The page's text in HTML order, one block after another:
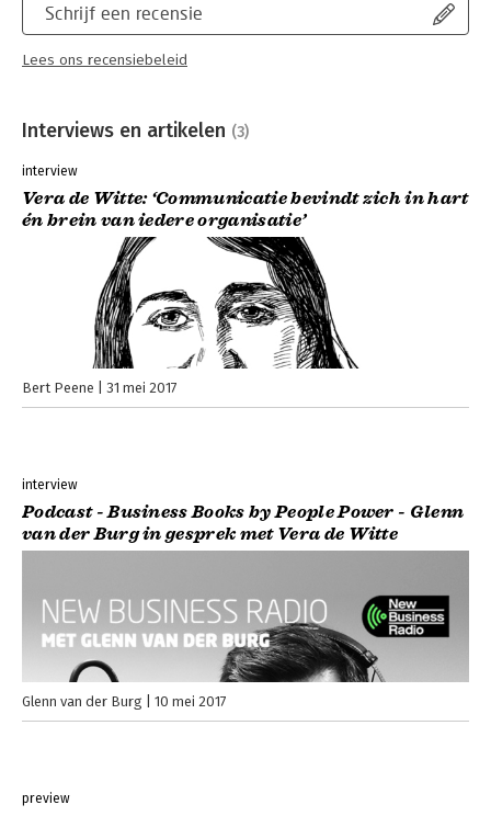
Schrijf een recensie
Lees ons recensiebeleid
Interviews en artikelen (3)
interview
Vera de Witte: ‘Communicatie bevindt zich in hart
én brein van iedere organisatie’
Bert Peene 31 mei 2017
interview
Podcast - Business Books by People Power - Glenn
van der Burg in gesprek met Vera de Witte
Glenn van der Burg 10 mei 2017
preview